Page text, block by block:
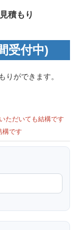
積もり
受付中)
りができます。
ただいても結構です
構です